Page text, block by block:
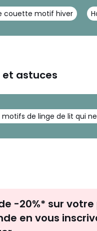
couette motif hiver
et astuces
motifs de linge de lit qui
-20%* sur
en vous